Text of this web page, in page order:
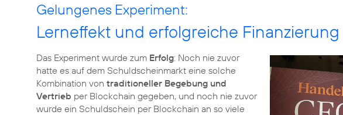
Gelungenes Experiment:
Lerneffekt und erfolgreiche Finanzierung
Das Experiment wurde zum Erfolg: Noch nie zuvor
hatte es auf dem Schuldscheinmarkt eine solche
Kombination von traditioneller Begebung und
Vertrieb per Blockchain gegeben, und noch nie zuvor
wurde ein Schuldschein per Blockchain an so viele